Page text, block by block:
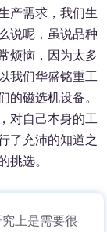
产需求，我们生
说呢，虽说品种
烦恼，因为太多
我们华盛铭重工
的磁选机设备。
对自己本身的工
了充沛的知道之
挑选。
上是需要很